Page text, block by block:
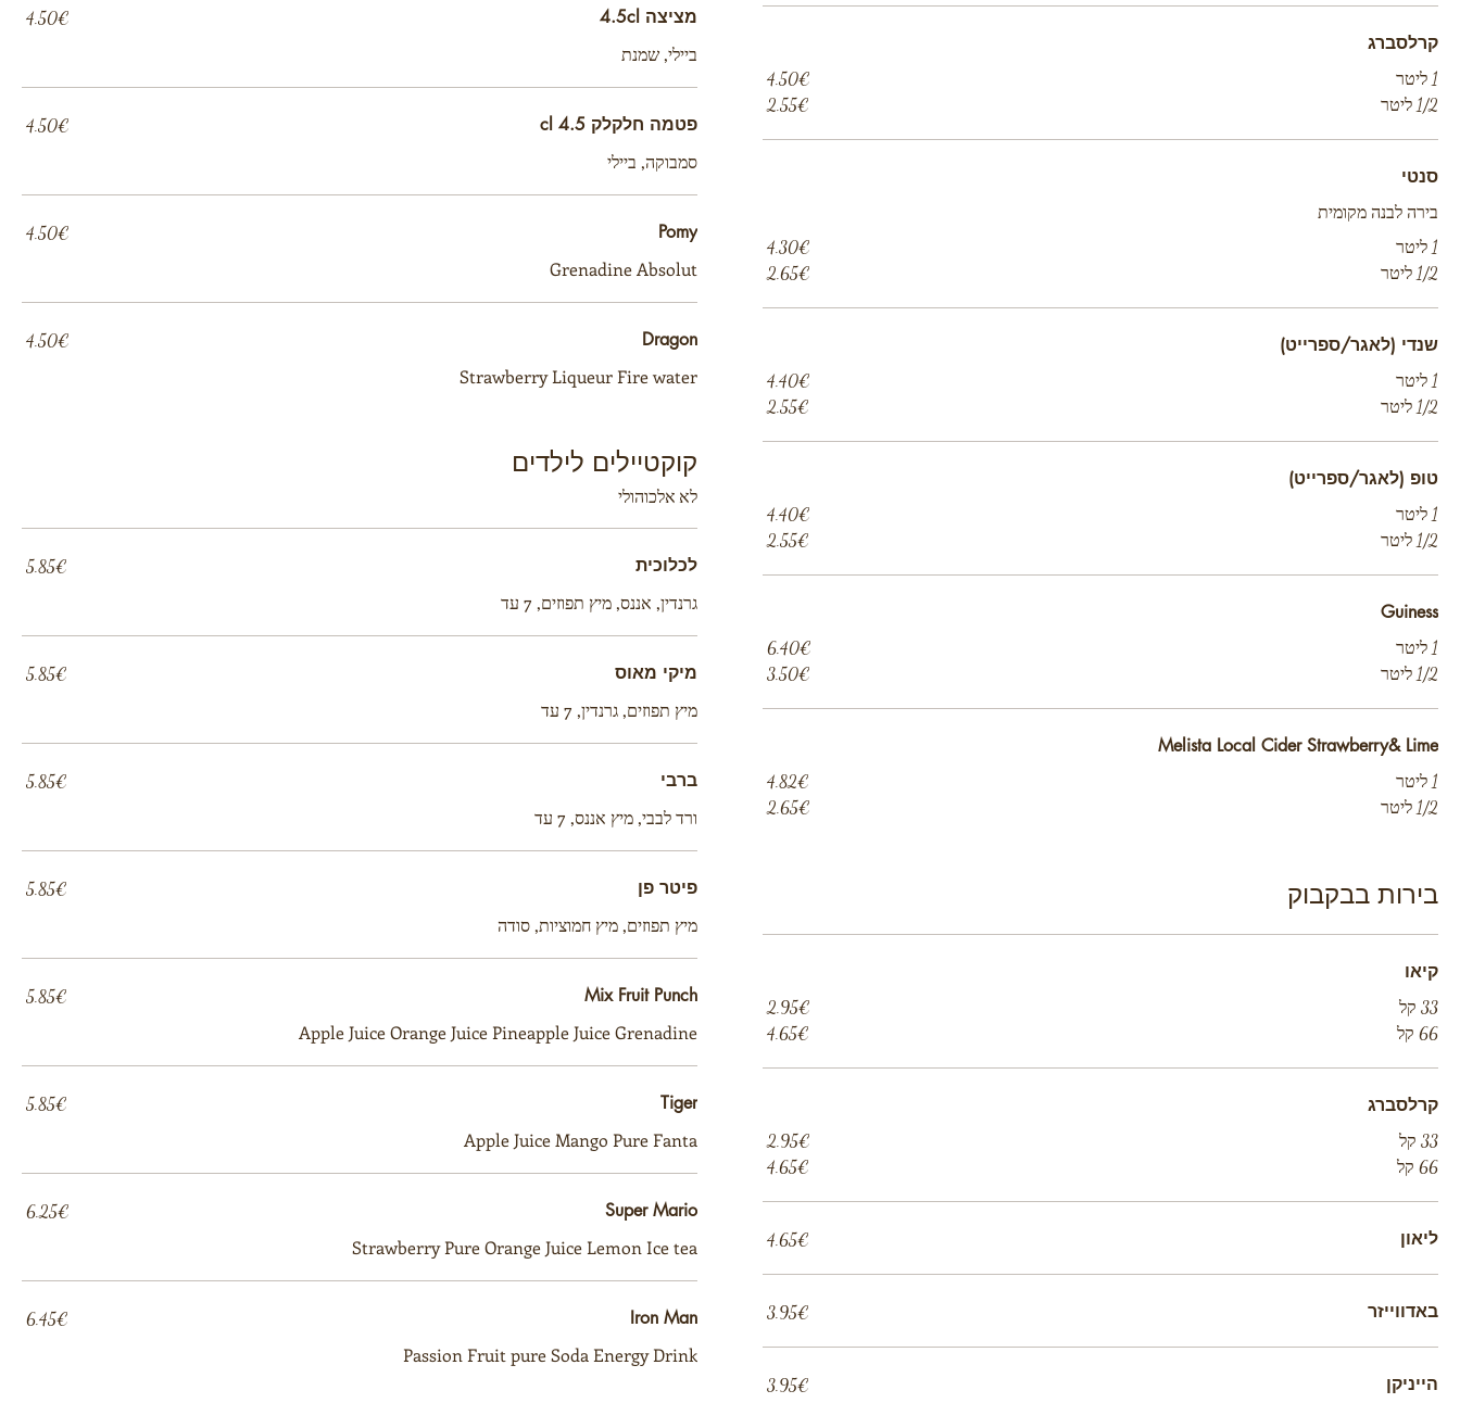
קרלסברג
1 ליטר
‏4.50 ‏€
1/2 ליטר
‏2.55 ‏€
סנטי
בירה לבנה מקומית
1 ליטר
‏4.30 ‏€
1/2 ליטר
‏2.65 ‏€
שנדי (לאגר/ספרייט)
1 ליטר
‏4.40 ‏€
1/2 ליטר
‏2.55 ‏€
טופ (לאגר/ספרייט)
1 ליטר
‏4.40 ‏€
1/2 ליטר
‏2.55 ‏€
Guiness
1 ליטר
‏6.40 ‏€
1/2 ליטר
‏3.50 ‏€
Melista Local Cider Strawberry& Lime
1 ליטר
‏4.82 ‏€
1/2 ליטר
‏2.65 ‏€
בירות בבקבוק
קיאו
33 קל
‏2.95 ‏€
66 קל
‏4.65 ‏€
קרלסברג
33 קל
‏2.95 ‏€
66 קל
‏4.65 ‏€
ליאון ‏4.65 ‏€
באדווייזר ‏3.95 ‏€
הייניקן ‏3.95 ‏€
מציצה 4.5cl
ביילי, שמנת
‏4.50 ‏€
פטמה חלקלק 4.5 cl
סמבוקה, ביילי
‏4.50 ‏€
Pomy
Grenadine Absolut
‏4.50 ‏€
Dragon
Strawberry Liqueur Fire water
‏4.50 ‏€
קוקטיילים לילדים
לא אלכוהולי
לכלוכית
גרנדין, אננס, מיץ תפוזים, 7 עד
‏5.85 ‏€
מיקי מאוס
מיץ תפוזים, גרנדין, 7 עד
‏5.85 ‏€
ברבי
ורד לבבי, מיץ אננס, 7 עד
‏5.85 ‏€
פיטר פן
מיץ תפוזים, מיץ חמוציות, סודה
‏5.85 ‏€
Mix Fruit Punch
Apple Juice Orange Juice Pineapple Juice Grenadine
‏5.85 ‏€
Tiger
Apple Juice Mango Pure Fanta
‏5.85 ‏€
Super Mario
Strawberry Pure Orange Juice Lemon Ice tea
‏6.25 ‏€
Iron Man
Passion Fruit pure Soda Energy Drink
‏6.45 ‏€